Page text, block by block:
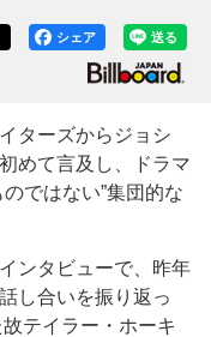
送る
シェア
ターズからジョシ
めて言及し、ドラマ
ではない”集団的な
ンタビューで、昨年
し合いを振り返っ
テイラー・ホーキ